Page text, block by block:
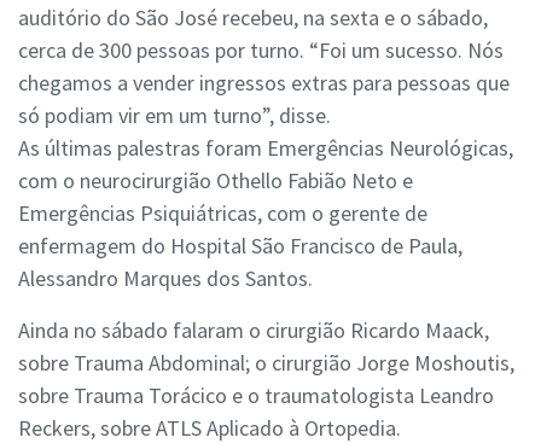
auditório do São José recebeu, na sexta e o sábado,
cerca de 300 pessoas por turno. “Foi um sucesso. Nós
chegamos a vender ingressos extras para pessoas que
só podiam vir em um turno”, disse.
As últimas palestras foram Emergências Neurológicas,
com o neurocirurgião Othello Fabião Neto e
Emergências Psiquiátricas, com o gerente de
enfermagem do Hospital São Francisco de Paula,
Alessandro Marques dos Santos.
Ainda no sábado falaram o cirurgião Ricardo Maack,
sobre Trauma Abdominal; o cirurgião Jorge Moshoutis,
sobre Trauma Torácico e o traumatologista Leandro
Reckers, sobre ATLS Aplicado à Ortopedia.